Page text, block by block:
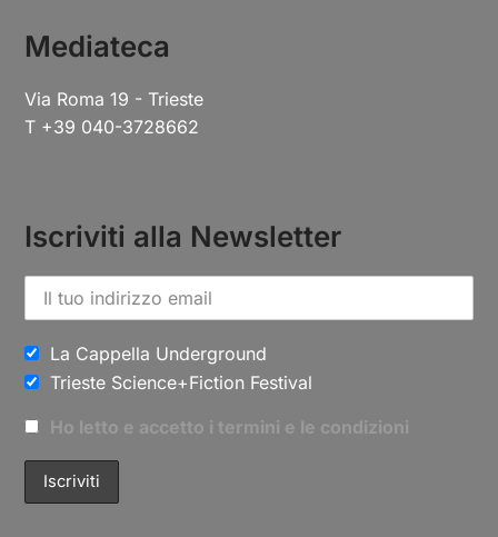
Mediateca
Via Roma 19 - Trieste
T +39 040-3728662
Iscriviti alla Newsletter
La Cappella Underground
Trieste Science+Fiction Festival
Ho letto e accetto i termini e le condizioni